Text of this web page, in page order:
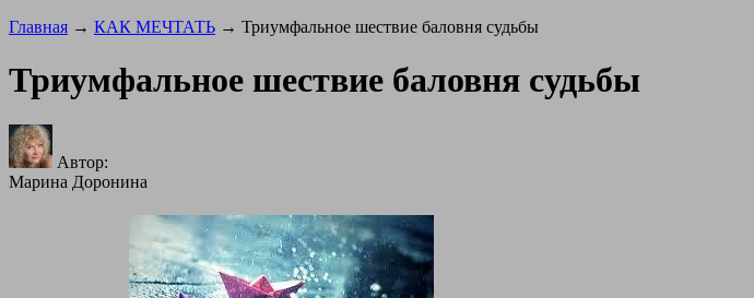
Главная → КАК МЕЧТАТЬ → Триумфальное шествие баловня судьбы
Триумфальное шествие баловня судьбы
Автор:
Марина Доронина